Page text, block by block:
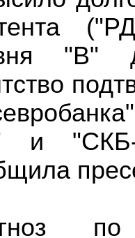
"B"
и